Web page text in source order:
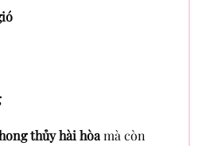
thủy hài hòamà còn